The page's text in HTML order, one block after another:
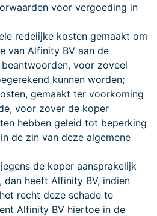
voor vergoeding in
kosten gemaakt om
van Alfinity BV aan de
voor zoveel
kunnen worden;
gemaakt ter voorkoming
voor zover de koper
hebben geleid tot beperking
de zin van deze algemene
de koper aansprakelijk
dan heeft Alfinity BV, indien
recht deze schade te
Alfinity BV hiertoe in de